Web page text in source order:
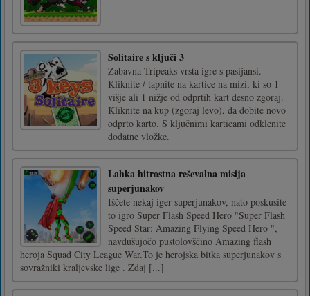
Solitaire s ključi 3
Zabavna Tripeaks vrsta igre s pasijansi.
Kliknite / tapnite na kartice na mizi, ki so 1
višje ali 1 nižje od odprtih kart desno zgoraj.
Kliknite na kup (zgoraj levo), da dobite novo
odprto karto. S ključnimi karticami odklenite
dodatne vložke.
Lahka hitrostna reševalna misija
superjunakov
Iščete nekaj iger superjunakov, nato poskusite
to igro Super Flash Speed Hero "Super Flash
Speed Star: Amazing Flying Speed Hero ",
navdušujočo pustolovščino Amazing flash
heroja Squad City League War.To je herojska bitka superjunakov s
sovražniki kraljevske lige . Zdaj [...]